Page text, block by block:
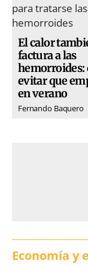
El calor
factura a las
hemorroides:
evitar que
en verano
Fernando Baquero
Economía y